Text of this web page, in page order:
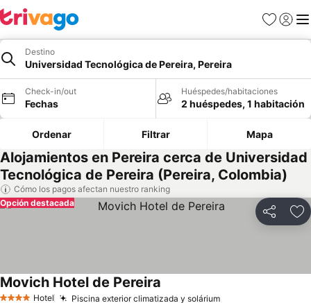
Favoritos
Iniciar
Destino
Universidad Tecnológica de Pereira, Pereira
Check-in/out
Fechas
Huéspedes/habitaciones
2 huéspedes, 1 habitación
Ordenar Filtrar Mapa
Alojamientos en Pereira cerca de Universidad
Tecnológica de Pereira (Pereira, Colombia)
Cómo los pagos afectan nuestro ranking
Compartir
Opción destacada
Hotel Piscina exterior climatizada y solárium
Movich Hotel de Pereira